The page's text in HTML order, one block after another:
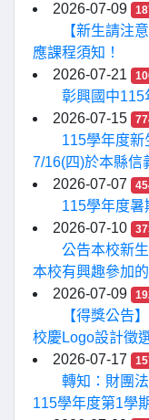
2026-07-09
【新生請注
應課程須知！
2026-07-21
彰興國中115
2026-07-15
115學年度新
7/16(四)於本縣信
2026-07-07
115學年度暑
2026-07-10
公告本校新
本校有興趣參加
2026-07-09
【得獎公告
校慶Logo設計徵
2026-07-17
轉知：財團
115學年度第1學